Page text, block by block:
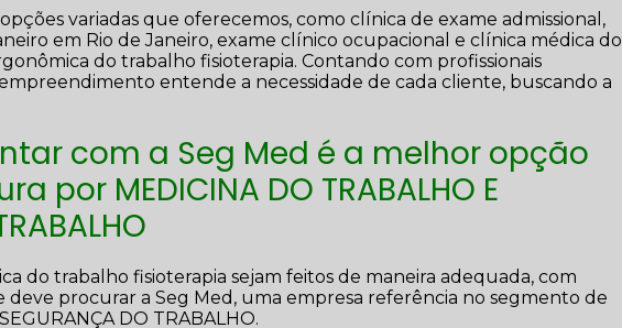
variadas que oferecemos, como clínica de exame admissional,
em Rio de Janeiro, exame clínico ocupacional e clínica médica do
do trabalho fisioterapia. Contando com profissionais
entende a necessidade de cada cliente, buscando a
com a Seg Med é a melhor opção
por MEDICINA DO TRABALHO E
do trabalho fisioterapia sejam feitos de maneira adequada, com
procurar a Seg Med, uma empresa referência no segmento de
DO TRABALHO.